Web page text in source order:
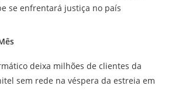
se enfrentará justiça no país
deixa milhões de clientes da
sem rede na véspera da estreia em